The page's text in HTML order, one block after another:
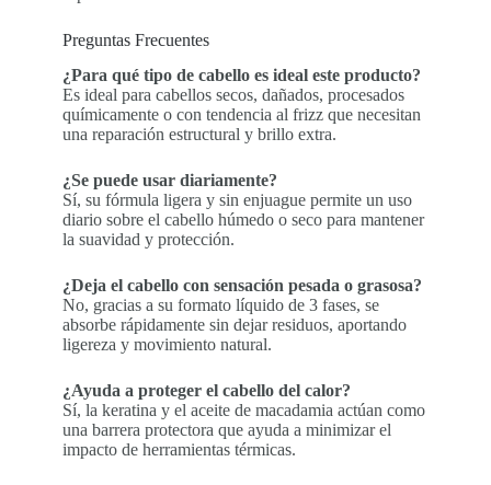
Preguntas Frecuentes
¿Para qué tipo de cabello es ideal este producto?
Es ideal para cabellos secos, dañados, procesados
químicamente o con tendencia al frizz que necesitan
una reparación estructural y brillo extra.
¿Se puede usar diariamente?
Sí, su fórmula ligera y sin enjuague permite un uso
diario sobre el cabello húmedo o seco para mantener
la suavidad y protección.
¿Deja el cabello con sensación pesada o grasosa?
No, gracias a su formato líquido de 3 fases, se
absorbe rápidamente sin dejar residuos, aportando
ligereza y movimiento natural.
¿Ayuda a proteger el cabello del calor?
Sí, la keratina y el aceite de macadamia actúan como
una barrera protectora que ayuda a minimizar el
impacto de herramientas térmicas.